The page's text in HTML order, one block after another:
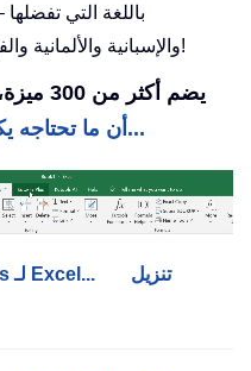
والإسبانية والألمانية والفرنسية والصينية و40+ لغات أخرى!
Kutools لـ Excel يضم أكثر من 300 ميزة،
أن ما تحتاجه يكون على بعد نقرة واحدة فقط...
مزيد من التفاصيل حول Kutools لـ Excel...
تنزيل